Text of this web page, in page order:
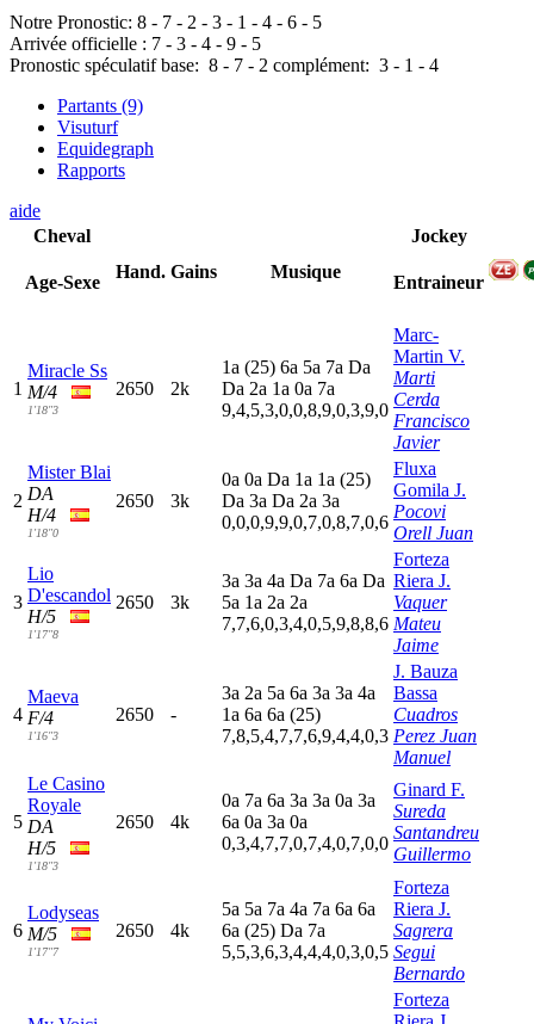
Notre Pronostic: 8 - 7 - 2 - 3 - 1 - 4 - 6 - 5
Arrivée officielle : 7 - 3 - 4 - 9 - 5
Pronostic spéculatif base: 8 - 7 - 2 complément: 3 - 1 - 4
Partants (9)
Visuturf
Equidegraph
Rapports
aide
Cheval
Age-Sexe
Hand. Gains Musique
Jockey
Entraineur
1
Miracle Ss
M/4
1'18"3
2650 2k
1a (25) 6a 5a 7a Da
Da 2a 1a 0a 7a
9,4,5,3,0,0,8,9,0,3,9,0
Marc-
Martin V.
Marti
Cerda
Francisco
Javier
2
Mister Blai
DA
H/4
1'18"0
2650 3k
0a 0a Da 1a 1a (25)
Da 3a Da 2a 3a
0,0,0,9,9,0,7,0,8,7,0,6
Fluxa
Gomila J.
Pocovi
Orell Juan
3
Lio
D'escandol
H/5
1'17"8
2650 3k
3a 3a 4a Da 7a 6a Da
5a 1a 2a 2a
7,7,6,0,3,4,0,5,9,8,8,6
Forteza
Riera J.
Vaquer
Mateu
Jaime
4
Maeva
F/4
1'16"3
2650 -
3a 2a 5a 6a 3a 3a 4a
1a 6a 6a (25)
7,8,5,4,7,7,6,9,4,4,0,3
J. Bauza
Bassa
Cuadros
Perez Juan
Manuel
5
Le Casino
Royale
DA
H/5
1'18"3
2650 4k
0a 7a 6a 3a 3a 0a 3a
6a 0a 3a 0a
0,3,4,7,7,0,7,4,0,7,0,0
Ginard F.
Sureda
Santandreu
Guillermo
6
Lodyseas
M/5
1'17"7
2650 4k
5a 5a 7a 4a 7a 6a 6a
6a (25) Da 7a
5,5,3,6,3,4,4,4,0,3,0,5
Forteza
Riera J.
Sagrera
Segui
Bernardo
Forteza